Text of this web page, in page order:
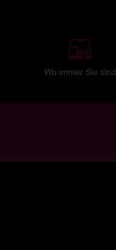
Wo immer Sie sind